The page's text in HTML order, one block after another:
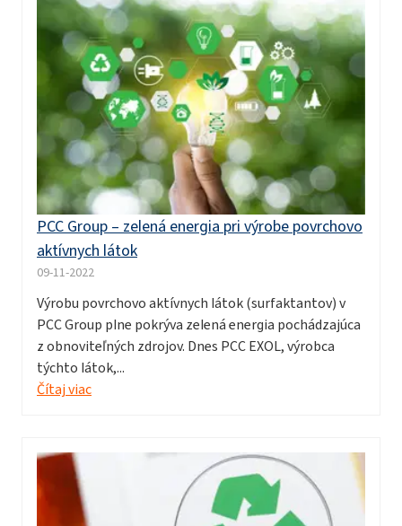
PCC Group – zelená energia pri výrobe povrchovo
aktívnych látok
09-11-2022
Výrobu povrchovo aktívnych látok (surfaktantov) v
PCC Group plne pokrýva zelená energia pochádzajúca
z obnoviteľných zdrojov. Dnes PCC EXOL, výrobca
týchto látok,...
Čítaj viac